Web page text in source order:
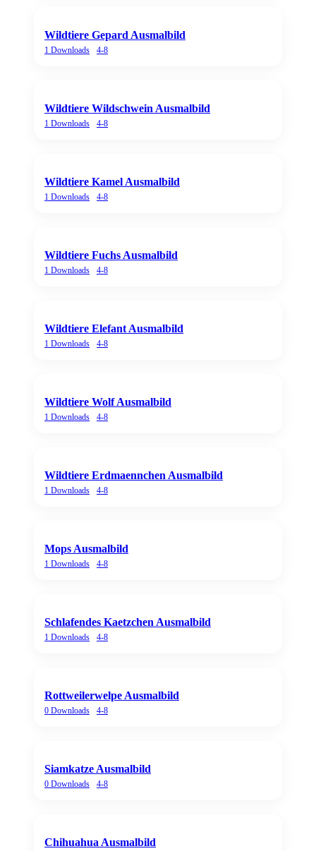
Wildtiere Gepard Ausmalbild
1 Downloads 4-8
Wildtiere Wildschwein Ausmalbild
1 Downloads 4-8
Wildtiere Kamel Ausmalbild
1 Downloads 4-8
Wildtiere Fuchs Ausmalbild
1 Downloads 4-8
Wildtiere Elefant Ausmalbild
1 Downloads 4-8
Wildtiere Wolf Ausmalbild
1 Downloads 4-8
Wildtiere Erdmaennchen Ausmalbild
1 Downloads 4-8
Mops Ausmalbild
1 Downloads 4-8
Schlafendes Kaetzchen Ausmalbild
1 Downloads 4-8
Rottweilerwelpe Ausmalbild
0 Downloads 4-8
Siamkatze Ausmalbild
0 Downloads 4-8
Chihuahua Ausmalbild